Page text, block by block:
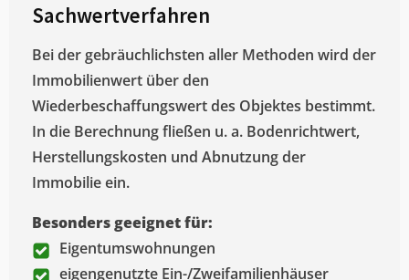
Sachwertverfahren
Bei der gebräuchlichsten aller Methoden wird der
Immobilienwert über den
Wiederbeschaffungswert des Objektes bestimmt.
In die Berechnung fließen u. a. Bodenrichtwert,
Herstellungskosten und Abnutzung der
Immobilie ein.
Besonders geeignet für:
Eigentumswohnungen
eigengenutzte Ein-/Zweifamilienhäuser